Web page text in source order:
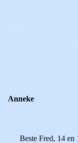
Anneke
Beste Fred, 14 en